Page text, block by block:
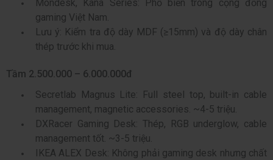
Mondesk, Kana Series: Phổ biến trong cộng đồng
gaming Việt Nam.
Lưu ý: Kiểm tra độ dày MDF (≥15mm) và độ dày chân
thép trước khi mua.
Tầm 2.500.000 – 6.000.000đ
Secretlab Magnus Lite: Full steel top, built-in cable
management, magnetic accessories. ~4-5 triệu.
DXRacer Gaming Desk: Thép, RGB underglow, cable
management tốt. ~3-5 triệu.
IKEA ALEX Desk: Không phải gaming desk nhưng chất